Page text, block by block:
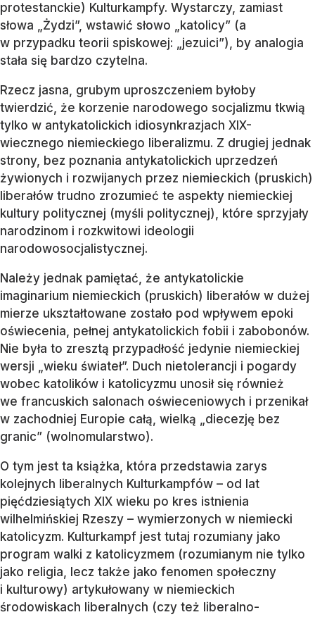
protestanckie) Kulturkampfy. Wystarczy, zamiast
słowa „Żydzi”, wstawić słowo „katolicy” (a
w przypadku teorii spiskowej: „jezuici”), by analogia
stała się bardzo czytelna.
Rzecz jasna, grubym uproszczeniem byłoby
twierdzić, że korzenie narodowego socjalizmu tkwią
tylko w antykatolickich idiosynkrazjach XIX-
wiecznego niemieckiego liberalizmu. Z drugiej jednak
strony, bez poznania antykatolickich uprzedzeń
żywionych i rozwijanych przez niemieckich (pruskich)
liberałów trudno zrozumieć te aspekty niemieckiej
kultury politycznej (myśli politycznej), które sprzyjały
narodzinom i rozkwitowi ideologii
narodowosocjalistycznej.
Należy jednak pamiętać, że antykatolickie
imaginarium niemieckich (pruskich) liberałów w dużej
mierze ukształtowane zostało pod wpływem epoki
oświecenia, pełnej antykatolickich fobii i zabobonów.
Nie była to zresztą przypadłość jedynie niemieckiej
wersji „wieku świateł”. Duch nietolerancji i pogardy
wobec katolików i katolicyzmu unosił się również
we francuskich salonach oświeceniowych i przenikał
w zachodniej Europie całą, wielką „diecezję bez
granic” (wolnomularstwo).
O tym jest ta książka, która przedstawia zarys
kolejnych liberalnych Kulturkampfów – od lat
pięćdziesiątych XIX wieku po kres istnienia
wilhelmińskiej Rzeszy – wymierzonych w niemiecki
katolicyzm. Kulturkampf jest tutaj rozumiany jako
program walki z katolicyzmem (rozumianym nie tylko
jako religia, lecz także jako fenomen społeczny
i kulturowy) artykułowany w niemieckich
środowiskach liberalnych (czy też liberalno-